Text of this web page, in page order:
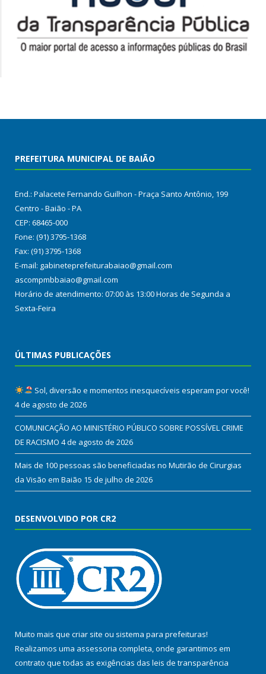
PREFEITURA MUNICIPAL DE BAIÃO
End.: Palacete Fernando Guilhon - Praça Santo Antônio, 199
Centro - Baião - PA
CEP: 68465-000
Fone: (91) 3795-1368
Fax: (91) 3795-1368
E-mail: gabineteprefeiturabaiao@gmail.com
ascompmbbaiao@gmail.com
Horário de atendimento: 07:00 às 13:00 Horas de Segunda a
Sexta-Feira
ÚLTIMAS PUBLICAÇÕES
Sol, diversão e momentos inesquecíveis esperam por você!
4 de agosto de 2026
COMUNICAÇÃO AO MINISTÉRIO PÚBLICO SOBRE POSSÍVEL CRIME
DE RACISMO 4 de agosto de 2026
Mais de 100 pessoas são beneficiadas no Mutirão de Cirurgias
da Visão em Baião 15 de julho de 2026
DESENVOLVIDO POR CR2
Muito mais que criar site ou sistema para prefeituras!
Realizamos uma assessoria completa, onde garantimos em
contrato que todas as exigências das leis de transparência